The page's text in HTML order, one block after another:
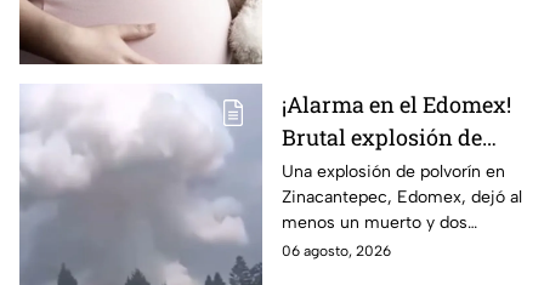
¡Alarma en el Edomex!
Brutal explosión de
polvorín en Santa
María del Monte,
Zinacantepec; reportan
al menos un muerto y
Una explosión de polvorín en
Zinacantepec, Edomex, dejó al
menos un muerto y dos
heridos; autoridades atiende la
06 agosto, 2026